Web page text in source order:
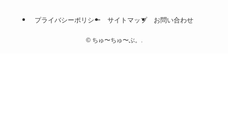
プライバシーポリシー サイトマップ お問い合わせ
©ちゅ〜ちゅ〜ぶ。.